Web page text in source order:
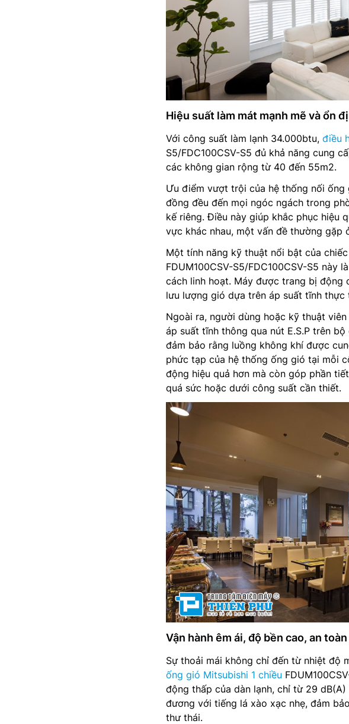
Hiệu suất làm mát mạnh mẽ và ổn
Với công suất làm lạnh 34.000btu, điều
S5/FDC100CSV-S5 đủ khả năng cung
các không gian rộng từ 40 đến 55m2.
Ưu điểm vượt trội của hệ thống nối ống
đồng đều đến mọi ngóc ngách trong
kế riêng. Điều này giúp khắc phục hiệu
vực khác nhau, một vấn đề thường gặp
Một tính năng kỹ thuật nổi bật của chiếc
FDUM100CSV-S5/FDC100CSV-S5 này
cách linh hoạt. Máy được trang bị động
lưu lượng gió dựa trên áp suất tĩnh thực
Ngoài ra, người dùng hoặc kỹ thuật
áp suất tĩnh thông qua nút E.S.P trên
đảm bảo rằng luồng không khí được
phức tạp của hệ thống ống gió tại mỗi
động hiệu quả hơn mà còn góp phần
quá sức hoặc dưới công suất cần thiết.
Vận hành êm ái, độ bền cao, an
Sự thoải mái không chỉ đến từ nhiệt độ
ống gió Mitsubishi 1 chiều
động thấp của dàn lạnh, chỉ từ 29
đương với tiếng lá xào xạc nhẹ, đảm
thư thái.